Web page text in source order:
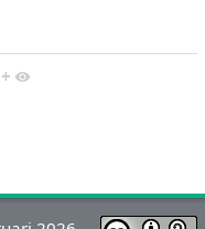
+